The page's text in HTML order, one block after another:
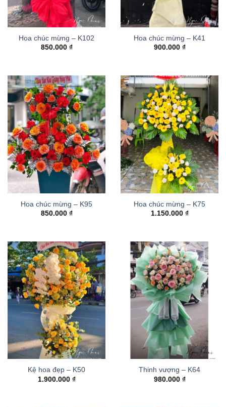
Hoa chúc mừng – K102
850.000 ₫
Hoa chúc mừng – K41
900.000 ₫
Hoa chúc mừng – K95
850.000 ₫
Hoa chúc mừng – K75
1.150.000 ₫
Kệ hoa đẹp – K50
1.900.000 ₫
Thinh vượng – K64
980.000 ₫